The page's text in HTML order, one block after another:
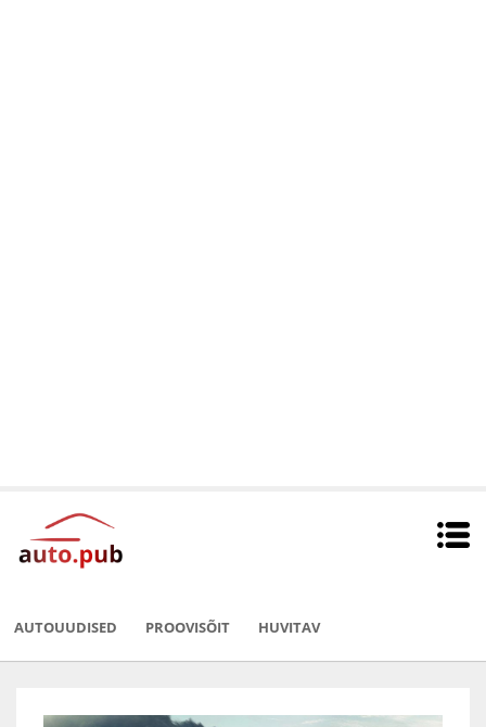
AUTOUUDISED PROOVISÕIT HUVITAV